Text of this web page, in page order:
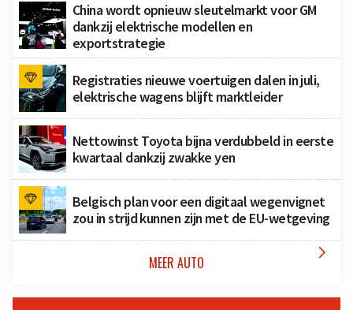
China wordt opnieuw sleutelmarkt voor GM
dankzij elektrische modellen en
exportstrategie
Registraties nieuwe voertuigen dalen in juli,
elektrische wagens blijft marktleider
Nettowinst Toyota bijna verdubbeld in eerste
kwartaal dankzij zwakke yen
Belgisch plan voor een digitaal wegenvignet
zou in strijd kunnen zijn met de EU-wetgeving
MEER AUTO 